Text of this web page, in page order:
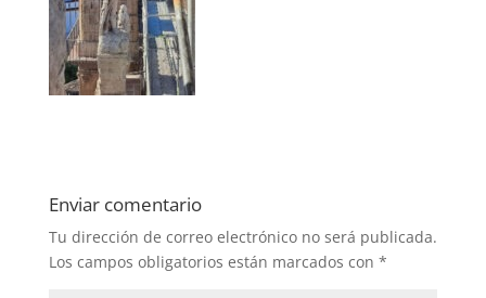
Enviar comentario
Tu dirección de correo electrónico no será publicada.
Los campos obligatorios están marcados con *